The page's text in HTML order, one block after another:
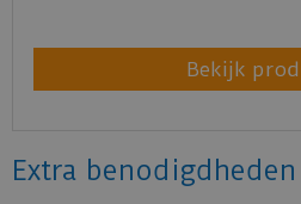
Bekijk
Extra